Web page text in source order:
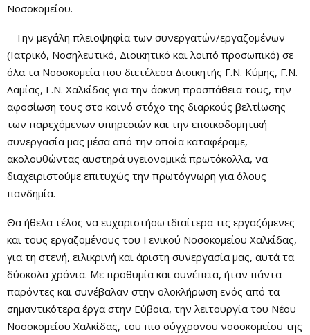
Νοσοκομείου.
– Την μεγάλη πλειοψηφία των συνεργατών/εργαζομένων
(Ιατρικό, Νοσηλευτικό, Διοικητικό και λοιπό προσωπικό) σε
όλα τα Νοσοκομεία που διετέλεσα Διοικητής Γ.Ν. Κύμης, Γ.Ν.
Λαμίας, Γ.Ν. Χαλκίδας για την άοκνη προσπάθεια τους, την
αφοσίωση τους στο κοινό στόχο της διαρκούς βελτίωσης
των παρεχόμενων υπηρεσιών και την εποικοδομητική
συνεργασία μας μέσα από την οποία καταφέραμε,
ακολουθώντας αυστηρά υγειονομικά πρωτόκολλα, να
διαχειριστούμε επιτυχώς την πρωτόγνωρη για όλους
πανδημία.
Θα ήθελα τέλος να ευχαριστήσω ιδιαίτερα τις εργαζόμενες
και τους εργαζομένους του Γενικού Νοσοκομείου Χαλκίδας,
για τη στενή, ειλικρινή και άριστη συνεργασία μας, αυτά τα
δύσκολα χρόνια. Με προθυμία και συνέπεια, ήταν πάντα
παρόντες και συνέβαλαν στην ολοκλήρωση ενός από τα
σημαντικότερα έργα στην Εύβοια, την λειτουργία του Νέου
Νοσοκομείου Χαλκίδας, του πιο σύγχρονου νοσοκομείου της